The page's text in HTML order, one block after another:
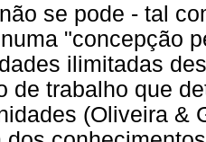
se pode - tal
"concepção
ilimitadas
de trabalho que
(Oliveira &